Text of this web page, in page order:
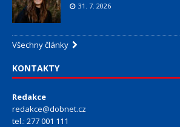
31. 7. 2026
Všechny články
KONTAKTY
Redakce
redakce@dobnet.cz
tel.: 277 001 111